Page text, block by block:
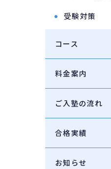
受験対策
コース
料金案内
ご入塾の流れ
合格実績
お知らせ